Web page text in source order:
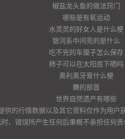
椒盐龙头鱼的做法窍门
哪些是有氧运动
水灵灵的好女人是什么梗
银河系中间亮的是什么
吃不完的车厘子怎么保存
柿子可以在太阳底下晒吗
奥利奥牙膏什么梗
舞的部首
世界自然遗产有哪些
供的行情数据以及其它资料仅作为用户
、错误所产生任何后果概不承担任何责